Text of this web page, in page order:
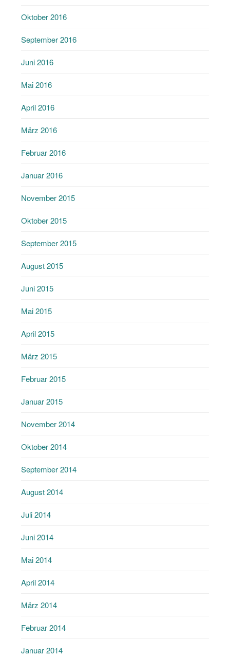
Oktober 2016
September 2016
Juni 2016
Mai 2016
April 2016
März 2016
Februar 2016
Januar 2016
November 2015
Oktober 2015
September 2015
August 2015
Juni 2015
Mai 2015
April 2015
März 2015
Februar 2015
Januar 2015
November 2014
Oktober 2014
September 2014
August 2014
Juli 2014
Juni 2014
Mai 2014
April 2014
März 2014
Februar 2014
Januar 2014